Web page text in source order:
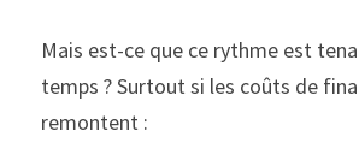
Mais est-ce que ce rythme est
temps ? Surtout si les coûts de
remontent :